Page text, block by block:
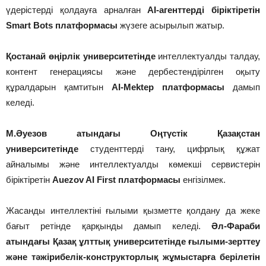
үдерістерді қолдауға арналғанAI-агенттерді біріктіретін
Smart Bots платформасы жүзеге асырылып жатыр.
Қостанай өңірлік университетіндеинтеллектуалды талдау,
контент генерациясы және дербестендірілген оқыту
құралдарын қамтитын AI-Mektep платформасы дамып
келеді.
М.Әуезов атындағы Оңтүстік Қазақстан
университетінде студенттерді тану, цифрлық құжат
айналымы және интеллектуалды көмекші сервистерін
біріктіретін Auezov AI First платформасы енгізілмек.
Жасанды интеллектіні ғылыми қызметте қолдану да жеке
бағыт ретінде қарқынды дамып келеді. Әл-Фараби
атындағы Қазақ ұлттық университетінде ғылыми-зерттеу
және тәжірибелік-конструкторлық жұмыстарға берілетін